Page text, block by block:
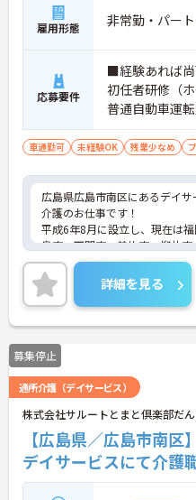
雇用形態 非常勤・パー
応募要件
■経験あれば
初任者研修（
普通自動車運
車通勤可 未経験OK 残業少なめ
広島県広島市南区にあるデイ
介護のお仕事です！
平成6年8月に設立し、現在は
島市、下関市、美祢市、柳井
していて、様々なサービスを
です★
日勤のみ、残業なしとプライ
す★
ご興味ある方には、面接対策
詳細をお話しいたしますのでお
い。
詳細を見る
募集停止
通所介護（デイサービス）
株式会社サルートとまと倶楽部だ
【広島県／広島市南
デイサービスにて介護